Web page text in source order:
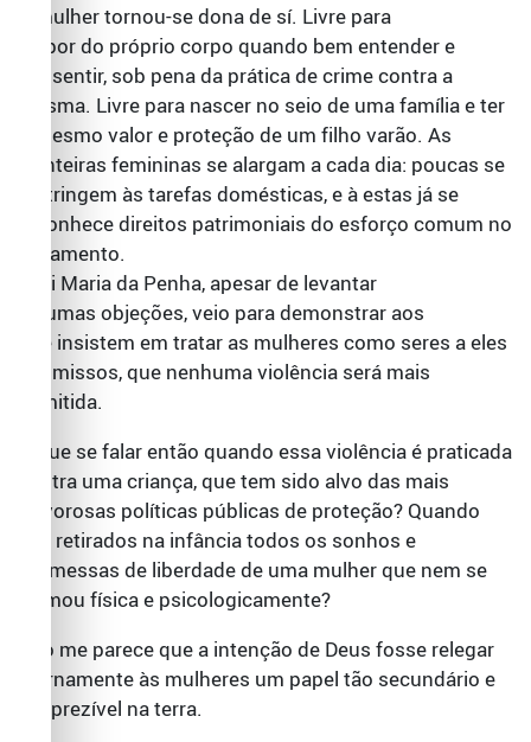
A mulher tornou-se dona de sí. Livre para
dispor do próprio corpo quando bem entender e
consentir, sob pena da prática de crime contra a
mesma. Livre para nascer no seio de uma família e ter
o mesmo valor e proteção de um filho varão. As
fronteiras femininas se alargam a cada dia: poucas se
restringem às tarefas domésticas, e à estas já se
reconhece direitos patrimoniais do esforço comum no
casamento.
A lei Maria da Penha, apesar de levantar
algumas objeções, veio para demonstrar aos
que insistem em tratar as mulheres como seres a eles
submissos, que nenhuma violência será mais
admitida.
O que se falar então quando essa violência é praticada
contra uma criança, que tem sido alvo das mais
fervorosas políticas públicas de proteção? Quando
são retirados na infância todos os sonhos e
promessas de liberdade de uma mulher que nem se
formou física e psicologicamente?
Não me parece que a intenção de Deus fosse relegar
eternamente às mulheres um papel tão secundário e
desprezível na terra.